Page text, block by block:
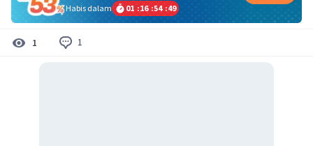
Habis dalam
01 :16 :54 :48
1 1